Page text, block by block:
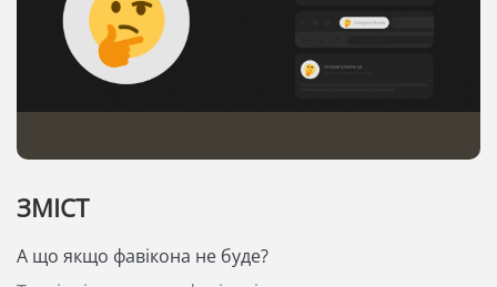
ЗМІСТ
А що якщо фавікона не буде?